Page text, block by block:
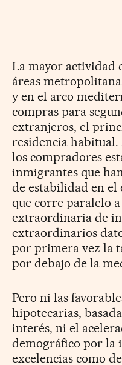
La mayor actividad
áreas
y en el arco
compras para
extranjeros, el
residencia habitual.
los compradores
inmigrantes que
de estabilidad en el
que corre paralelo
extraordinaria de
extraordinarios
por primera vez la
por debajo de la
Pero ni las
hipotecarias,
interés, ni el
demográfico por la
excelencias como